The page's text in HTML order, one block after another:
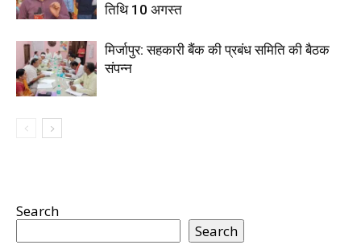
तिथि 10 अगस्त
मिर्जापुर: सहकारी बैंक की प्रबंध समिति की बैठक
संपन्न
Search
Search